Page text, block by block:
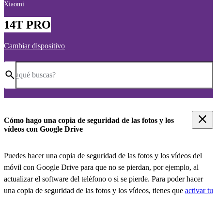
Xiaomi
14T PRO
Cambiar dispositivo
¿qué buscas?
Cómo hago una copia de seguridad de las fotos y los
vídeos con Google Drive
Puedes hacer una copia de seguridad de las fotos y los vídeos del
móvil con Google Drive para que no se pierdan, por ejemplo, al
actualizar el software del teléfono o si se pierde. Para poder hacer
una copia de seguridad de las fotos y los vídeos, tienes que activar tu